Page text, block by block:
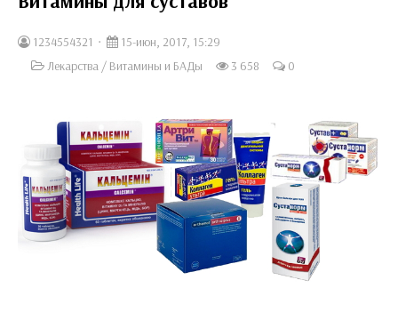
1234554321
15-июн, 2017, 15:29
Лекарства / Витамины и БАДы 3 658 0